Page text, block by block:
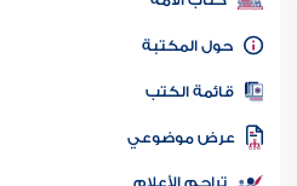
كتاب الأمة
المكتبة
الكتب